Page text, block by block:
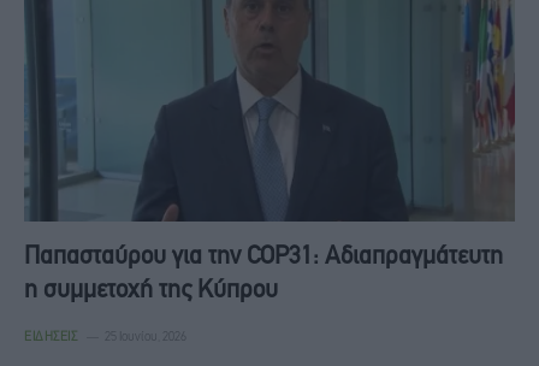
Παπασταύρου για την COP31: Αδιαπραγμάτευτη
η συμμετοχή της Κύπρου
ΕΙΔΉΣΕΙΣ 25 Ιουνίου, 2026